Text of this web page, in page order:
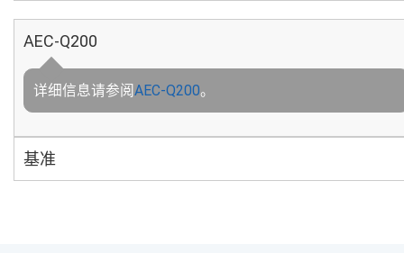
AEC-Q200
详细信息请参阅AEC-Q200。
基准